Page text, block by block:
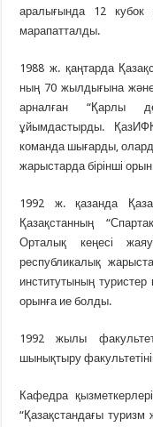
аралығында 12
марапатталды.
1988 ж. қаңтарда
ның 70 жылдығына және
арналған “Қарлы
ұйымдастырды.
команда шығарды,
жарыстарда бірінші
1992 ж. қазанда
Қазақстанның
Орталық кеңесі
республикалық
институтының
орынға ие болды.
1992 жылы
шынықтыру
Кафедра
“Қазақстандағы